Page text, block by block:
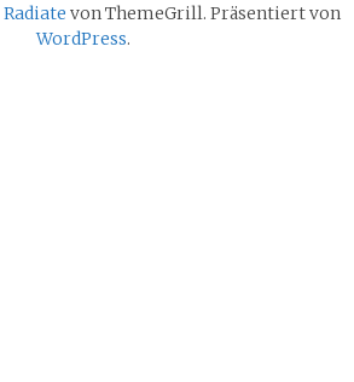
Radiate von ThemeGrill. Präsentiert von
WordPress.